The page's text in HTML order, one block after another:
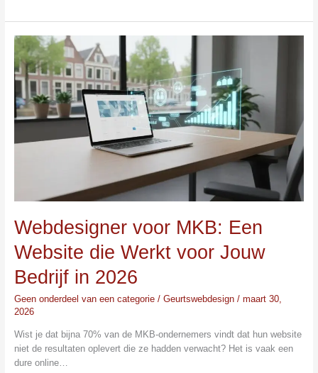
Webdesigner voor MKB: Een
Website die Werkt voor Jouw
Bedrijf in 2026
Geen onderdeel van een categorie/ Geurtswebdesign / maart 30,
2026
Wist je dat bijna 70% van de MKB-ondernemers vindt dat hun website
niet de resultaten oplevert die ze hadden verwacht? Het is vaak een
dure online…
Webdesigner
voor
MKB:
Een
Website
die
Werkt
voor